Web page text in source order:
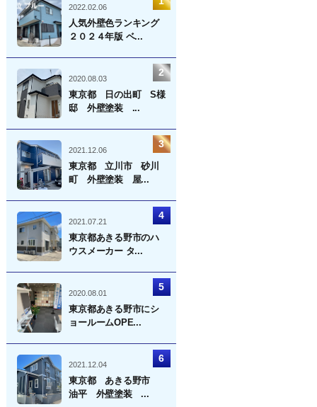
ー
シ
ョ
ン
2022.02.06
人気外壁色ランキング
２０２４年版 ベ...
2020.08.03
東京都 日の出町 S様
邸 外壁塗装 ...
2021.12.06
東京都 立川市 砂川
町 外壁塗装 屋...
2021.07.21
東京都あきる野市のハ
ウスメーカー タ...
2020.08.01
東京都あきる野市にシ
ョールームOPE...
2021.12.04
東京都 あきる野市
油平 外壁塗装 ...